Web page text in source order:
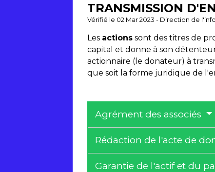
TRANSMISSION
Vérifié le 02 Mar 2023 - Direction de
Les actions sont des titres de
capital et donne à son détenteur
actionnaire (le donateur) à
que soit la forme juridique de
Agrément des associés
Rédaction de l'acte de
Garantie de l'actif et du